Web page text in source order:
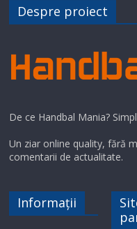
Despre proiect
De ce Handbal Mania?
Un ziar online quality, fără
comentarii de actualitate.
Informații